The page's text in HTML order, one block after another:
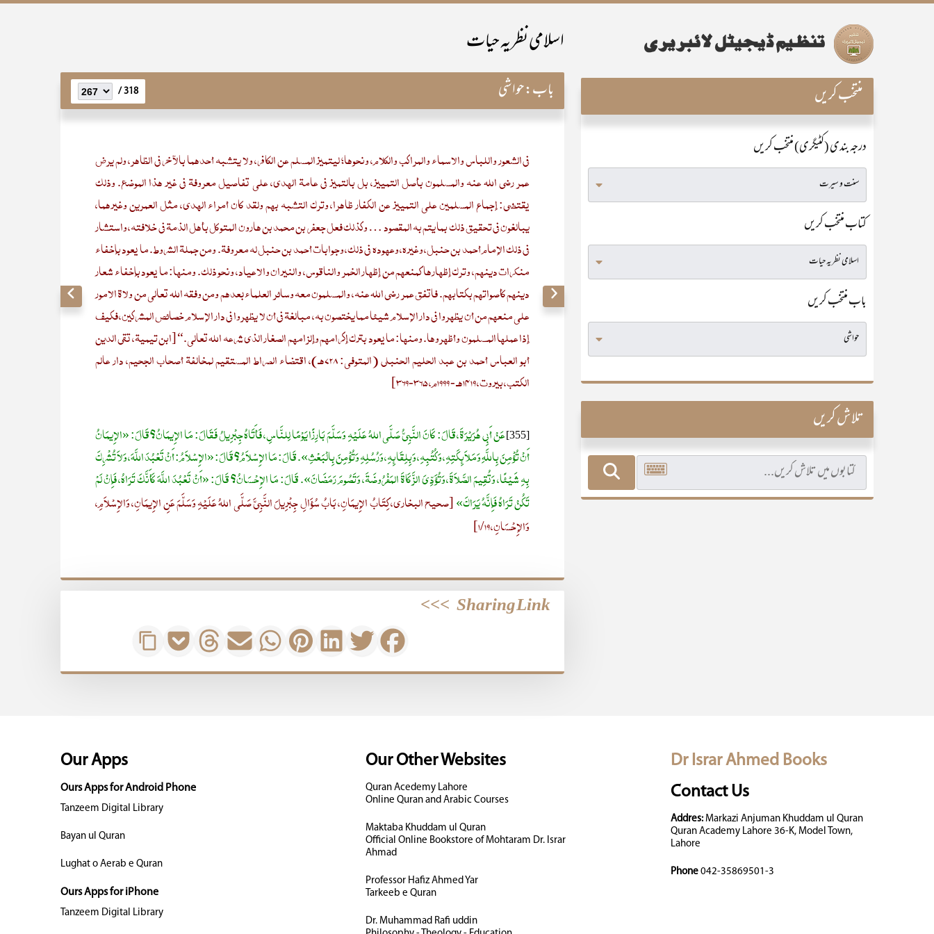
اسلامی نظریہ حیات
باب:حواشی 318 /
في الشعور واللباس والأسماء والمراكب والكلام، ونحوها؛ ليتميز المسلم عن الكافر، ولا يتشبه أحدهما بالآخر في الظاهر، ولم يرض
عمر رضي الله عنه والمسلمون بأصل التمييز، بل بالتميز في عامة الهدي، على تفاصيل معروفة في غير هذا الموضع. وذلك
يقتضي: إجماع المسلمين على التمييز عن الكفار ظاهرا، وترك التشبه بهم ولقد كان أمراء الهدى، مثل العمرين وغيرهما،
يبالغون في تحقيق ذلك بما يتم به المقصود … وكذلك فعل جعفر بن محمد بن هارون المتوكل بأهل الذمة في خلافته، واستشار
في ذلك الإمام أحمد بن حنبل، وغيره، وعهوده في ذلك، وجوابات أحمد بن حنبل له معروفة. ومن جملة الشروط. ما يعود بإخفاء
منكرات دينهم، وترك إظهارها كمنعهم من إظهار الخمر والناقوس، والنيران والأعياد، ونحو ذلك. ومنها: ما يعود بإخفاء شعار
دينهم كأصواتهم بكتابهم. فاتفق عمر رضي الله عنه، والمسلمون معه وسائر العلماء بعدهم ومن وفقه الله تعالى من ولاة الأمور
على منعهم من أن يظهروا في دار الإسلام شيئا مما يختصون به، مبالغة في أن لا يظهروا في دار الإسلام خصائص المشركين، فكيف
إذا عملها المسلمون وأظهروها. ومنها: ما يعود بترك إكرامهم وإلزامهم الصغار الذي شرعه الله تعالى.“ [ابن تيمية، تقي الدين
أبو العباس أحمد بن عبد الحليم الحنبلي (المتوفى: 728هـ)، اقتضاء الصراط المستقيم لمخالفة أصحاب الجحيم، دار عالم
الكتب، بيروت، 1419هـ - 1999م، 365-369]
[355]
عَنْ أَبِي هُرَيْرَةَ، قَالَ: كَانَ النَّبِيُّ صَلَّى اللهُ عَلَيْهِ وَسَلَّمَ بَارِزًا يَوْمًا لِلنَّاسِ، فَأَتَاهُ جِبْرِيلُ فَقَالَ: مَا الإِيمَانُ؟ قَالَ: «الإِيمَانُ
أَنْ تُؤْمِنَ بِاللَّهِ وَمَلاَئِكَتِهِ، وَكُتُبِهِ، وَبِلِقَائِهِ، وَرُسُلِهِ وَتُؤْمِنَ بِالْبَعْثِ». قَالَ: مَا الإِسْلاَمُ؟ قَالَ: «الإِسْلاَمُ: أَنْ تَعْبُدَ اللَّهَ، وَلاَ تُشْرِكَ
بِهِ شَيْئًا، وَتُقِيمَ الصَّلاَةَ، وَتُؤَدِّيَ الزَّكَاةَ المَفْرُوضَةَ، وَتَصُومَ رَمَضَانَ». قَالَ: مَا الإِحْسَانُ؟ قَالَ: «أَنْ تَعْبُدَ اللَّهَ كَأَنَّكَ تَرَاهُ، فَإِنْ لَمْ
تَكُنْ تَرَاهُ فَإِنَّهُ يَرَاكَ»[صحيح البخاري، كِتَابُ الإِيمَانِ، بَابُ سُؤَالِ جِبْرِيلَ النَّبِيَّ صَلَّى اللهُ عَلَيْهِ وَسَلَّمَ عَنِ الإِيمَانِ، وَالإِسْلاَمِ،
وَالإِحْسَانِ، 1/19]
Sharing Link
>>>
منتخب کریں
درجہ بندی (کٹیگری) منتخب کریں
کتاب منتخب کریں
باب منتخب کریں
تلاش کریں
Dr Israr Ahmed Books
Contact Us
Addres:Markazi Anjuman Khuddam ul Quran
Quran Academy Lahore 36-K, Model Town,
Lahore
Phone 042-35869501-3
Our Other Websites
Quran Acedemy Lahore
Online Quran and Arabic Courses
Maktaba Khuddam ul Quran
Official Online Bookstore of Mohtaram Dr. Israr
Ahmad
Professor Hafiz Ahmed Yar
Tarkeeb e Quran
Dr. Muhammad Rafi uddin
Our Apps
Ours Apps for Android Phone
Tanzeem Digital Library
Bayan ul Quran
Lughat o Aerab e Quran
Ours Apps for iPhone
Tanzeem Digital Library